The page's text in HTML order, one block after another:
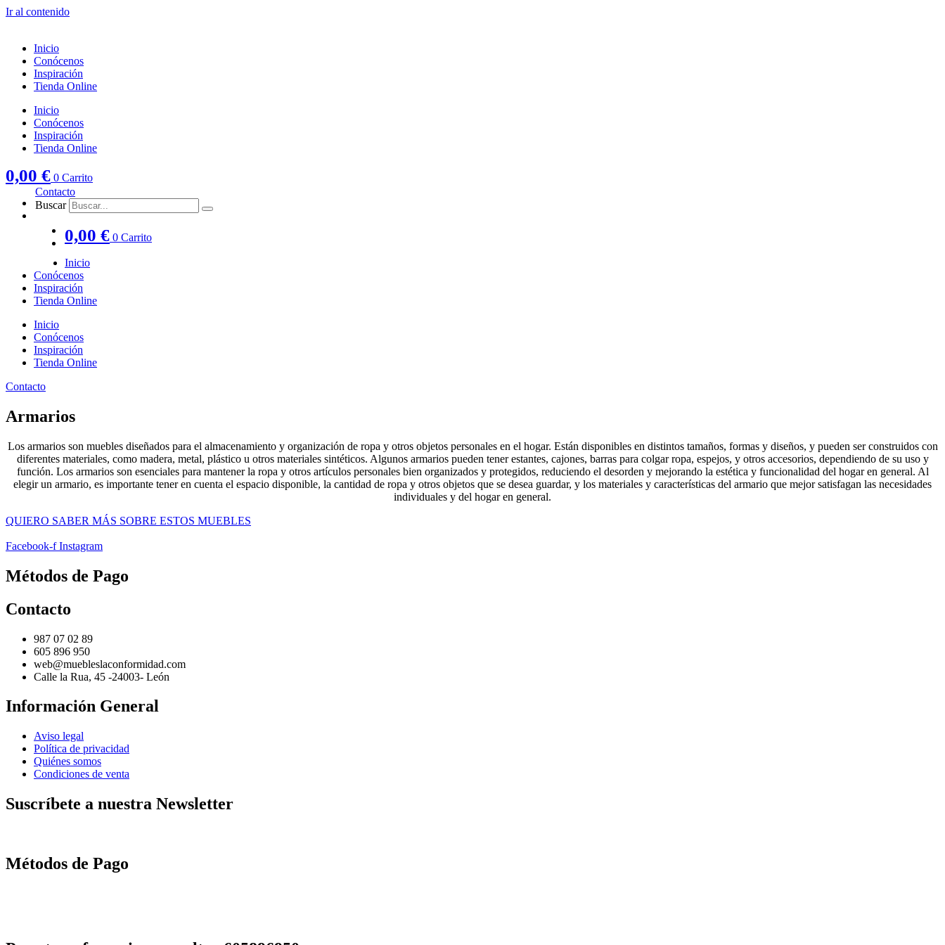
Ir al contenido
Inicio
Conócenos
Inspiración
Tienda Online
Inicio
Conócenos
Inspiración
Tienda Online
0,00 € 0 Carrito
Contacto
Buscar
0,00 € 0 Carrito
Inicio
Conócenos
Inspiración
Tienda Online
Inicio
Conócenos
Inspiración
Tienda Online
Contacto
Armarios
Los armarios son muebles diseñados para el almacenamiento y organización de ropa y otros objetos personales en el hogar. Están disponibles en distintos tamaños, formas y diseños, y pueden ser construidos con
diferentes materiales, como madera, metal, plástico u otros materiales sintéticos. Algunos armarios pueden tener estantes, cajones, barras para colgar ropa, espejos, y otros accesorios, dependiendo de su uso y
función. Los armarios son esenciales para mantener la ropa y otros artículos personales bien organizados y protegidos, reduciendo el desorden y mejorando la estética y funcionalidad del hogar en general. Al
elegir un armario, es importante tener en cuenta el espacio disponible, la cantidad de ropa y otros objetos que se desea guardar, y los materiales y características del armario que mejor satisfagan las necesidades
individuales y del hogar en general.
QUIERO SABER MÁS SOBRE ESTOS MUEBLES
Facebook-f Instagram
Métodos de Pago
Contacto
987 07 02 89
605 896 950
web@muebleslaconformidad.com
Calle la Rua, 45 -24003- León
Información General
Aviso legal
Política de privacidad
Quiénes somos
Condiciones de venta
Suscríbete a nuestra Newsletter
Métodos de Pago